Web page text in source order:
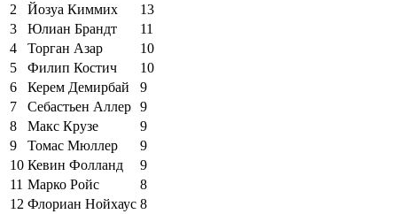
2
Йозуа Киммих
13
3
Юлиан Брандт
11
4
Торган Азар
10
5
Филип Костич
10
6
Керем Демирбай
9
7
Себастьен Аллер 9
8
Макс Крузе
9
9
Томас Мюллер
9
10 Кевин Фолланд
9
11 Марко Ройс
8
12 Флориан Нойхаус 8